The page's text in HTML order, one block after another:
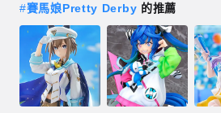
#賽馬娘Pretty Derby 的推薦